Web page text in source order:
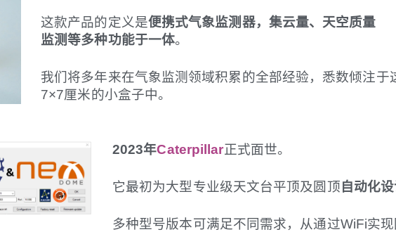
这款产品的定义是便携式气象监测器，集云量、天空质量
监测等多种功能于一体。
我们将多年来在气象监测领域积累的全部经验，悉数倾注于
7×7厘米的小盒子中。
2023年Caterpillar正式面世。
它最初为大型专业级天文台平顶及圆顶自动化
多种型号版本可满足不同需求，从通过WiFi实